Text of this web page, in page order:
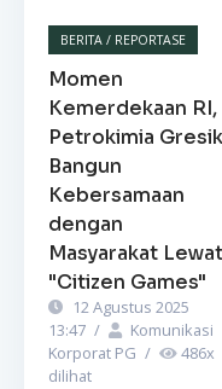
BERITA / REPORTASE
Momen
Kemerdekaan RI,
Petrokimia Gresik
Bangun
Kebersamaan
dengan
Masyarakat Lewat
"Citizen Games"
12 Agustus 2025
13:47 /
Komunikasi
Korporat PG / 486x
dilihat